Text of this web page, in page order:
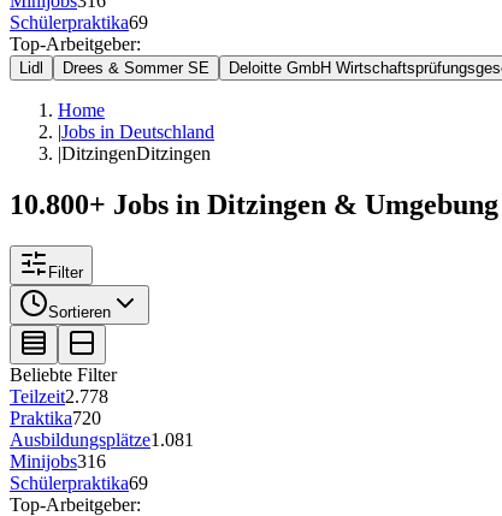
Schülerpraktika69
Top-Arbeitgeber:
Lidl Drees & Sommer SE Deloitte GmbH
Home
|Jobs in Deutschland
|DitzingenDitzingen
10.800+ Jobs in Ditzingen & Umgebung
Filter
Sortieren
Beliebte Filter
Teilzeit2.778
Praktika720
Ausbildungsplätze1.081
Minijobs316
Schülerpraktika69
Top-Arbeitgeber: